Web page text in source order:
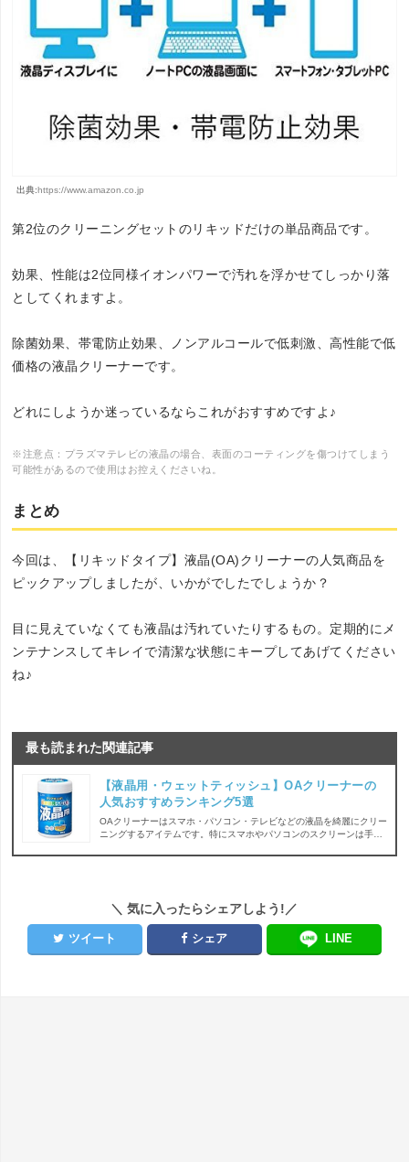
出典:https://www.amazon.co.jp
第2位のクリーニングセットのリキッドだけの単品商品です。
効果、性能は2位同様イオンパワーで汚れを浮かせてしっかり落
としてくれますよ。
除菌効果、帯電防止効果、ノンアルコールで低刺激、高性能で低
価格の液晶クリーナーです。
どれにしようか迷っているならこれがおすすめですよ♪
※注意点：プラズマテレビの液晶の場合、表面のコーティングを傷つけてしまう
可能性があるので使用はお控えくださいね。
まとめ
今回は、【リキッドタイプ】液晶(OA)クリーナーの人気商品を
ピックアップしましたが、いかがでしたでしょうか？
目に見えていなくても液晶は汚れていたりするもの。定期的にメ
ンテナンスしてキレイで清潔な状態にキープしてあげてください
ね♪
最も読まれた関連記事
【液晶用・ウェットティッシュ】OAクリーナーの
人気おすすめランキング5選
OAクリーナーはスマホ・パソコン・テレビなどの液晶を綺麗にクリー
ニングするアイテムです。特にスマホやパソコンのスクリーンは手で
よね。 そこで今回ご紹介するのが、手軽で簡単にお掃除できるウェッ
＼ 気に入ったらシェアしよう!／
ツイート シェア LINE